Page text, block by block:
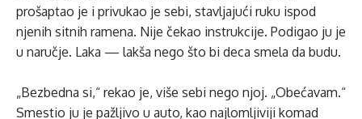
prošaptao je i privukao je sebi, stavljajući ruku ispod
njenih sitnih ramena. Nije čekao instrukcije. Podigao ju je
u naručje. Laka — lakša nego što bi deca smela da budu.
„Bezbedna si,“ rekao je, više sebi nego njoj. „Obećavam.“
Smestio ju je pažljivo u auto, kao najlomljiviji komad